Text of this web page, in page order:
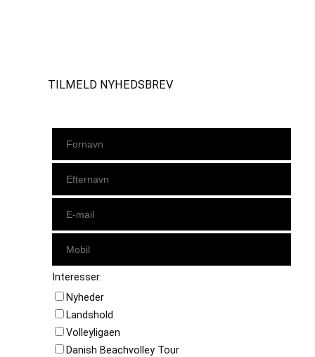
TILMELD NYHEDSBREV
Interesser:
Nyheder
Landshold
Volleyligaen
Danish Beachvolley Tour